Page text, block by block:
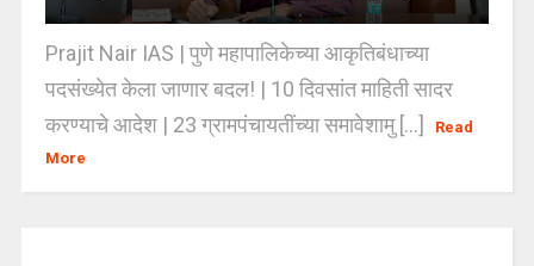
Prajit Nair IAS | पुणे महापालिकेच्या आकृतिबंधाच्या
पदसंख्येत केला जाणार बदल! | 10 दिवसांत माहिती सादर
करण्याचे आदेश | 23 ग्रामपंचायतींच्या समावेशामु [...]
Read
More